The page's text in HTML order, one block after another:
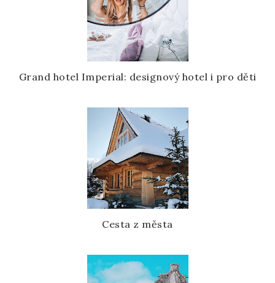
Grand hotel Imperial: designový hotel i pro děti
Cesta z města